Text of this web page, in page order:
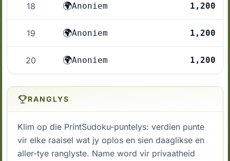
18 🌍Anoniem 1,200
19 🌍Anoniem 1,200
20 🌍Anoniem 1,200
RANGLYS
Klim op die PrintSudoku-puntelys: verdien punte
vir elke raaisel wat jy oplos en sien daaglikse en
aller-tye ranglyste. Name word vir privaatheid